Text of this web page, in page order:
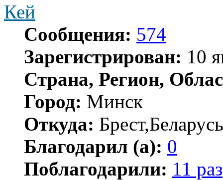
Кей
Сообщения: 574
Зарегистрирован: 10
Страна, Регион,
Город: Минск
Откуда: Брест,Беларусь
Благодарил (а): 0
Поблагодарили: 11 раз